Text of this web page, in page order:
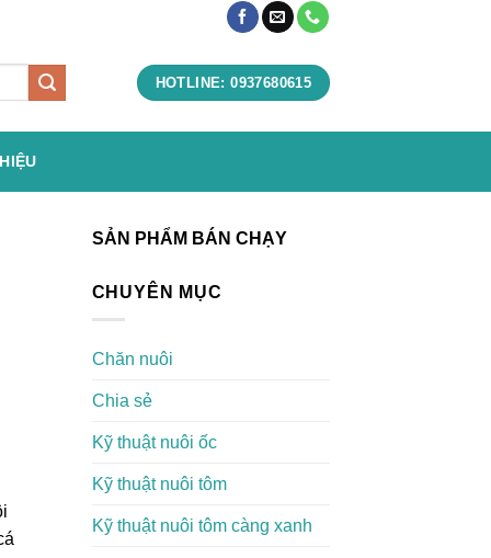
HOTLINE: 0937680615
SẢN PHẨM BÁN CHẠY
CHUYÊN MỤC
Chăn nuôi
Chia sẻ
Kỹ thuật nuôi ốc
Kỹ thuật nuôi tôm
Kỹ thuật nuôi tôm càng xanh